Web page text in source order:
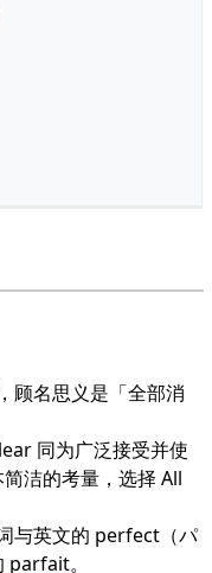
顾名思义是「全部消
同为广泛接受并使
洁的考量，选择 All
与英文的 perfect（パ
。